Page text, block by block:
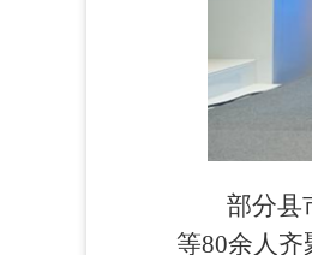
部分县
等80余人齐